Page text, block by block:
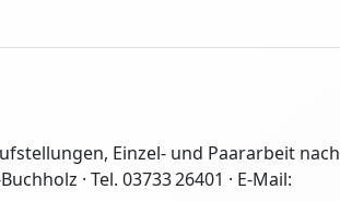
Einzel- und Paararbeit nach
· Tel. 03733 26401 · E-Mail: